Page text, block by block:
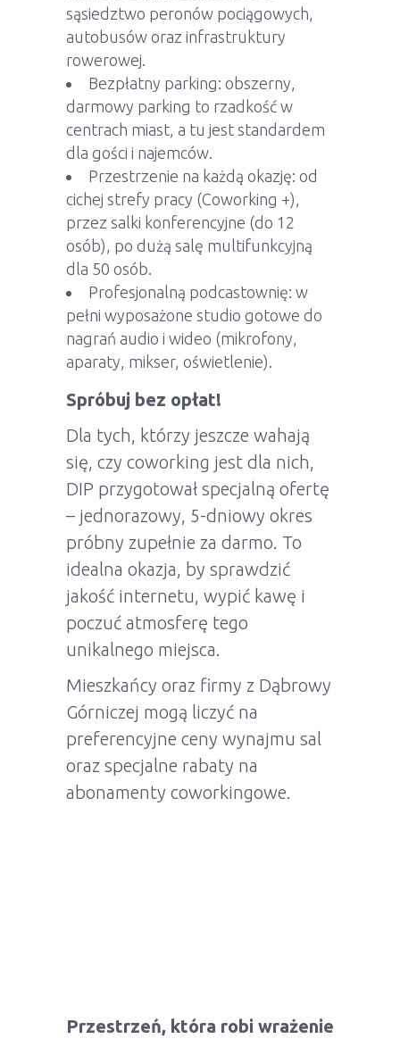
sąsiedztwo peronów pociągowych,
autobusów oraz infrastruktury
rowerowej.
Bezpłatny parking: obszerny,
darmowy parking to rzadkość w
centrach miast, a tu jest standardem
dla gości i najemców.
Przestrzenie na każdą okazję: od
cichej strefy pracy (Coworking +),
przez salki konferencyjne (do 12
osób), po dużą salę multifunkcyjną
dla 50 osób.
Profesjonalną podcastownię: w
pełni wyposażone studio gotowe do
nagrań audio i wideo (mikrofony,
aparaty, mikser, oświetlenie).
Spróbuj bez opłat!
Dla tych, którzy jeszcze wahają
się, czy coworking jest dla nich,
DIP przygotował specjalną ofertę
– jednorazowy, 5-dniowy okres
próbny zupełnie za darmo. To
idealna okazja, by sprawdzić
jakość internetu, wypić kawę i
poczuć atmosferę tego
unikalnego miejsca.
Mieszkańcy oraz firmy z Dąbrowy
Górniczej mogą liczyć na
preferencyjne ceny wynajmu sal
oraz specjalne rabaty na
abonamenty coworkingowe.
Przestrzeń, która robi wrażenie